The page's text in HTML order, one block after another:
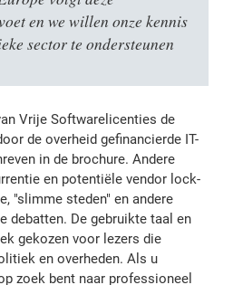
en we willen onze kennis
sector te ondersteunen
Vrije Softwarelicenties de
de overheid gefinancierde IT-
in de brochure. Andere
en potentiële vendor lock-
"slimme steden" en andere
debatten. De gebruikte taal en
gekozen voor lezers die
en overheden. Als u
zoek bent naar professioneel